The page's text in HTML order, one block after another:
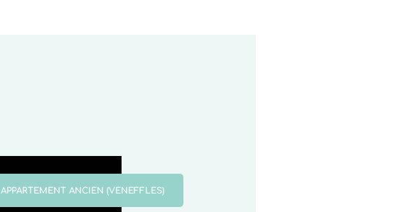
APPARTEMENT ANCIEN (VENEFFLES)